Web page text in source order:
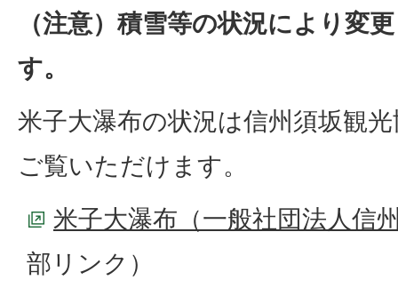
（注意）積雪等の状況により変
す。
米子大瀑布の状況は信州須坂観
ご覧いただけます。
米子大瀑布（一般社団法人信
部リンク）